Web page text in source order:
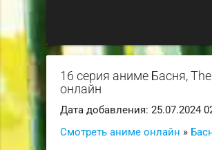
16 серия аниме Басня,
онлайн
Дата добавления: 25.07.2024
Смотреть аниме онлайн »